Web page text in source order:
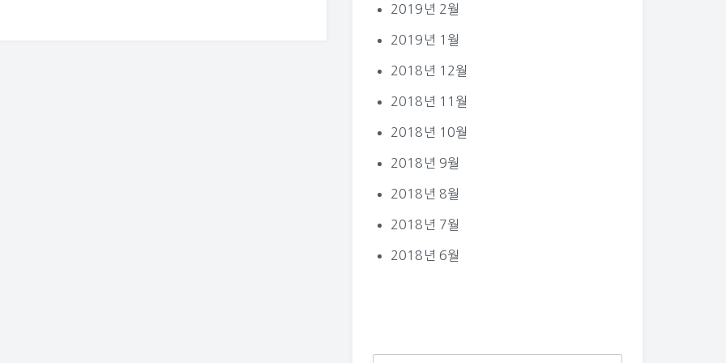
2019년 2월
2019년 1월
2018년 12월
2018년 11월
2018년 10월
2018년 9월
2018년 8월
2018년 7월
2018년 6월